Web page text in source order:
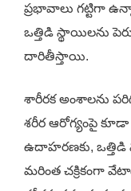
ప్రభావాలు గట్టిగా
ఒత్తిడి స్థాయిలను
దారితీస్తాయి.
శారీరక అంశాలను
శరీర ఆరోగ్యంపై
ఉదాహరణకు, ఒత్తిడి
మరింత చక్రికంగా